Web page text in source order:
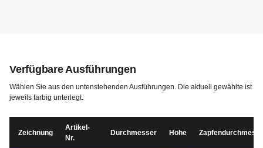
Verfügbare Ausführungen
Wählen Sie aus den untenstehenden Ausführungen. Die aktuell gewählte ist
jeweils farbig unterlegt.
Zeichnung
Artikel-
Nr.
Durchmesser Höhe